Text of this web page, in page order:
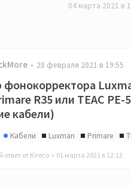
04 марта 2021 в
28 февраля 2021 в 19:55
R35 или TEAC PE-
кабели)
Кабели Luxman Primare
от Kireco • 01 марта 2021 в 12:12